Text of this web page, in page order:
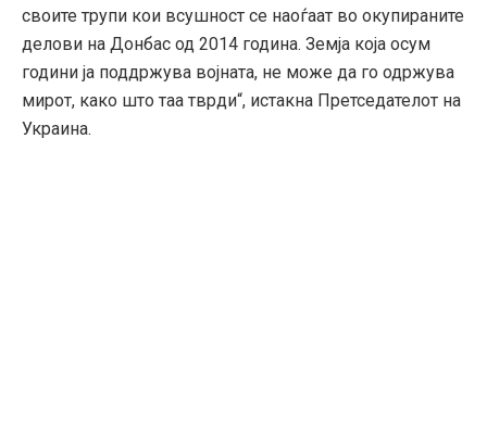
своите трупи кои всушност се наоѓаат во окупираните
делови на Донбас од 2014 година. Земја која осум
години ја поддржува војната, не може да го одржува
мирот, како што таа тврди“, истакна Претседателот на
Украина.